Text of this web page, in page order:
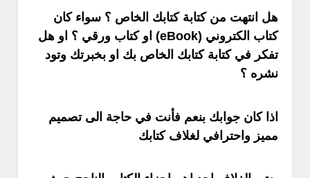
هل انتهت من كتابة كتابك الخاص ؟ سواء كان
كتاب الكتروني (eBook) او كتاب ورقي ؟ او هل
تفكر في كتابة كتابك الخاص بك او بخبرتك وتود
نشره ؟
اذا كان جوابك بنعم فأنت في حاجة الى تصميم
مميز واحترافي لغلاف كتابك